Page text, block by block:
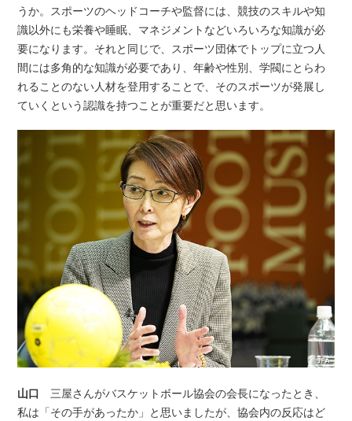
うか。スポーツのヘッドコーチや監督には、競技のスキルや知
識以外にも栄養や睡眠、マネジメントなどいろいろな知識が必
要になります。それと同じで、スポーツ団体でトップに立つ人
間には多角的な知識が必要であり、年齢や性別、学閥にとらわ
れることのない人材を登用することで、そのスポーツが発展し
ていくという認識を持つことが重要だと思います。
山口三屋さんがバスケットボール協会の会長になったとき、
私は「その手があったか」と思いましたが、協会内の反応はど